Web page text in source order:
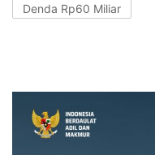
Denda Rp60 Miliar